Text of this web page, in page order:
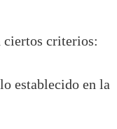
ciertos criterios:
establecido en la